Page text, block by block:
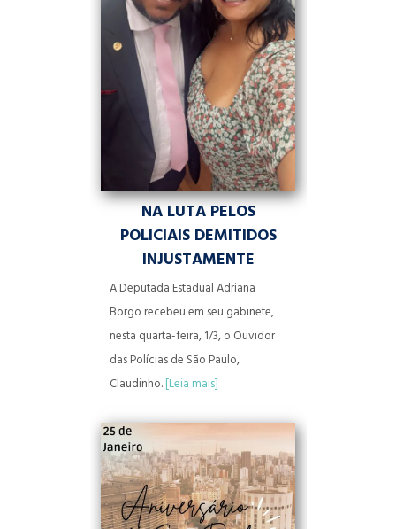
NA LUTA PELOS
POLICIAIS DEMITIDOS
INJUSTAMENTE
A Deputada Estadual Adriana
Borgo recebeu em seu gabinete,
nesta quarta-feira, 1/3, o Ouvidor
das Polícias de São Paulo,
Claudinho.[Leia mais]